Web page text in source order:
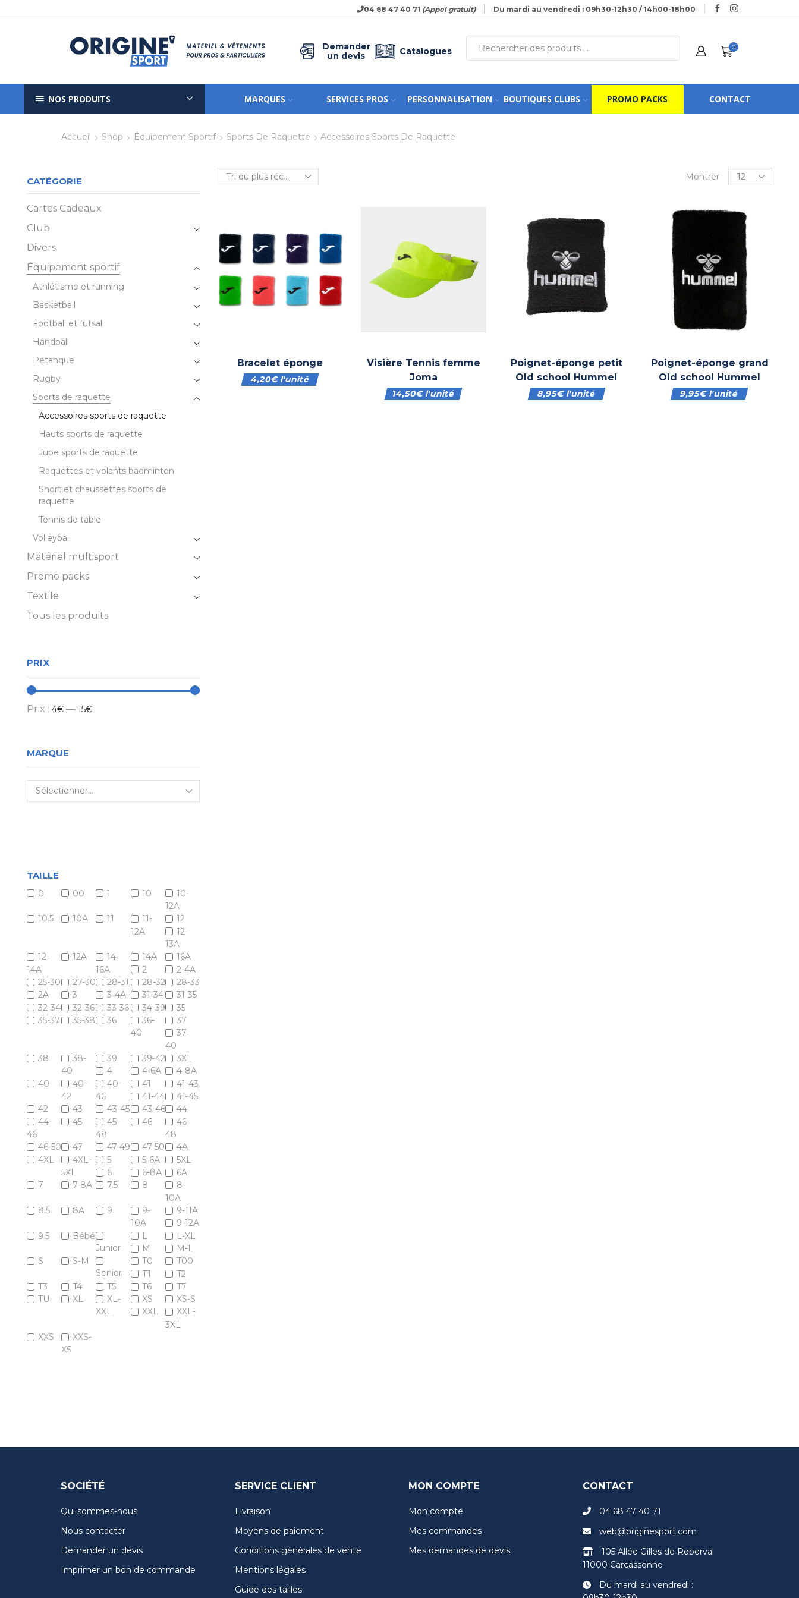
04 68 47 40 71 (Appel gratuit) Du mardi au vendredi : 09h30-12h30 / 14h00-18h00
Demander
un devis
Catalogues 0
NOS PRODUITS MARQUES SERVICES PROS PERSONNALISATION BOUTIQUES CLUBS PROMO PACKS CONTACT
Accueil Shop Équipement Sportif Sports De Raquette Accessoires Sports De Raquette
Montrer
Bracelet éponge
4,20€l'unité
Visière Tennis femme
Joma
14,50€l'unité
Poignet-éponge petit
Old school Hummel
8,95€l'unité
Poignet-éponge grand
Old school Hummel
9,95€l'unité
CATÉGORIE
Cartes Cadeaux
Club
Divers
Équipement sportif
Athlétisme et running
Basketball
Football et futsal
Handball
Pétanque
Rugby
Sports de raquette
Accessoires sports de raquette
Hauts sports de raquette
Jupe sports de raquette
Raquettes et volants badminton
Short et chaussettes sports de
raquette
Tennis de table
Volleyball
Matériel multisport
Promo packs
Textile
Tous les produits
PRIX
Prix : 4€ — 15€
MARQUE
TAILLE
0 00 1 10
10-
12A
10.5
10A 11
11-
12A
12
12-
13A
12-
14A
12A
14-
16A
14A
16A
2
2-4A
25-30
27-30 28-31 28-32
28-33
2A
3 3-4A 31-34
31-35
32-34
32-36 33-36 34-39
35
35-37
35-38 36
36-
40
37
37-
40
38
38-
40
39 39-42
3XL
4
4-6A
4-8A
40
40-
42
40-
46
41
41-43
41-44
41-45
42
43 43-45 43-46
44
44-
46
45
45-
48
46
46-
48
46-50
47 47-49 47-50
4A
4XL
4XL-
5XL
5 5-6A
5XL
6
6-8A
6A
7
7-8A 7.5 8
8-
10A
8.5
8A 9
9-
10A
9-11A
9-12A
9.5
Bébé
Junior
L
L-XL
M
M-L
S
S-M
Senior
T0
T00
T1
T2
T3
T4 T5 T6
T7
TU
XL
XL-
XXL
XS
XS-S
XXL
XXL-
3XL
XXS
XXS-
XS
SOCIÉTÉ
Qui sommes-nous
Nous contacter
Demander un devis
Imprimer un bon de commande
SERVICE CLIENT
Livraison
Moyens de paiement
Conditions générales de vente
Mentions légales
Guide des tailles
MON COMPTE
Mon compte
Mes commandes
Mes demandes de devis
CONTACT
04 68 47 40 71
web@originesport.com
105 Allée Gilles de Roberval
11000 Carcassonne
Du mardi au vendredi :